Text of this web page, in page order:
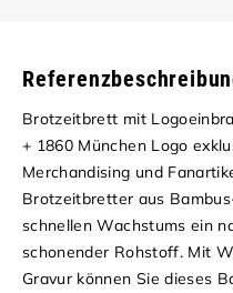
Brotzeitbrett mit
+ 1860 München Logo
Merchandising und
Brotzeitbretter aus
schnellen Wachstums ein
schonender Rohstoff. Mit
Gravur können Sie dieses